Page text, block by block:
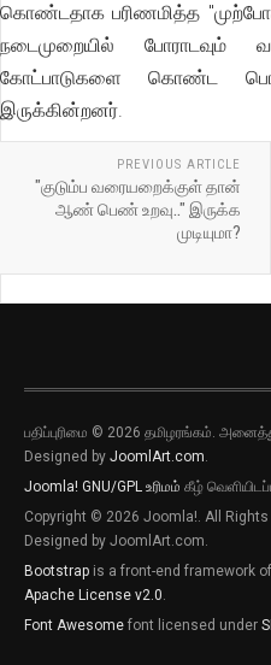
கொண்டதாக பரிணமித்த
நடைமுறையில் போராடவும்
கோட்பாடுகளை கொண்ட
இருக்கின்றனர்.
PREVIOUS ARTICLE
"குடும்ப வரையறைக்குள் தான்
ஆண் பெண் உறவு.." இருக்க
முடியுமா?
பதிப்புரிமை © 2026 தமிழரங்கம்.
Designed by JoomlArt.com.
Joomla! GNU/GPL உரிமம் கீழ்
Copyright © 2026 Joomla!. All
Designed by JoomlArt.com.
Bootstrap is a front-end framework
Apache License v2.0.
Font Awesome font licensed under